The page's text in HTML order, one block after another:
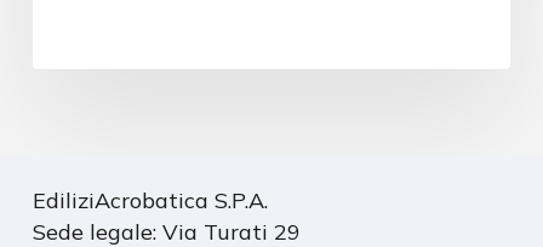
EdiliziAcrobatica S.P.A.
Sede legale: Via Turati 29